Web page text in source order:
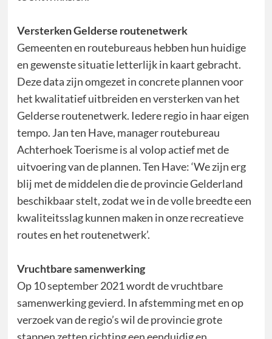
Versterken Gelderse routenetwerk
Gemeenten en routebureaus hebben hun huidige
en gewenste situatie letterlijk in kaart gebracht.
Deze data zijn omgezet in concrete plannen voor
het kwalitatief uitbreiden en versterken van het
Gelderse routenetwerk. Iedere regio in haar eigen
tempo. Jan ten Have, manager routebureau
Achterhoek Toerisme is al volop actief met de
uitvoering van de plannen. Ten Have: ‘We zijn erg
blij met de middelen die de provincie Gelderland
beschikbaar stelt, zodat we in de volle breedte een
kwaliteitsslag kunnen maken in onze recreatieve
routes en het routenetwerk’.
Vruchtbare samenwerking
Op 10 september 2021 wordt de vruchtbare
samenwerking gevierd. In afstemming met en op
verzoek van de regio’s wil de provincie grote